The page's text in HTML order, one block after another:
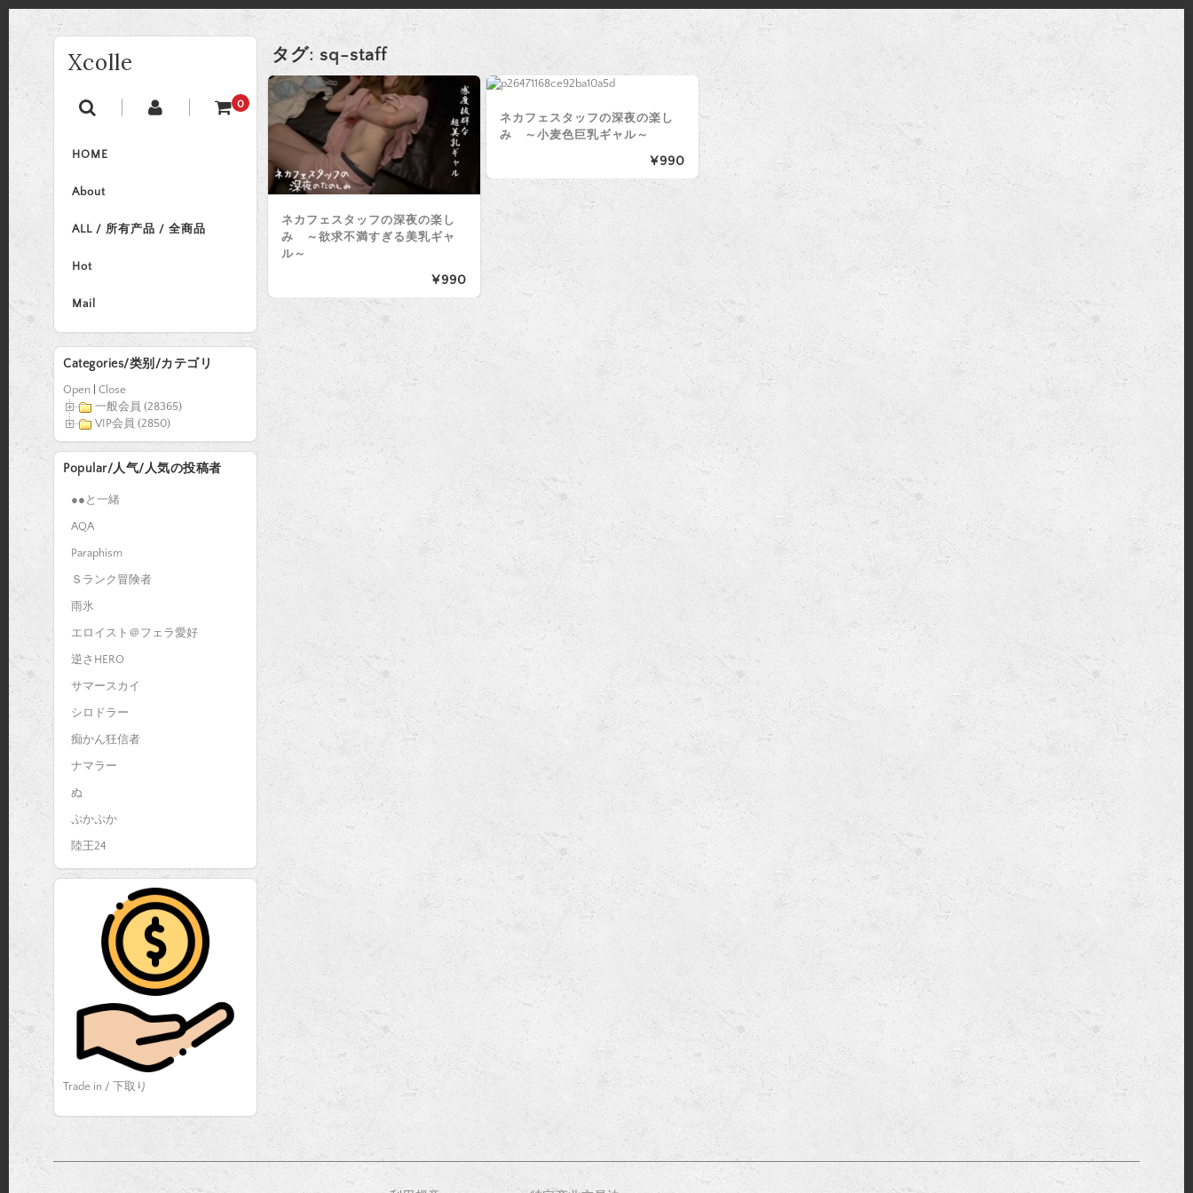
Xcolle
0
HOME
About
ALL / 所有产品 / 全商品
Hot
Mail
タグ: sq-staff
ネカフェスタッフの深夜の楽し
み ～欲求不満すぎる美乳ギャ
ル～
¥990
ネカフェスタッフの深夜の楽し
み ～小麦色巨乳ギャル～
¥990
Categories/类别/カテゴリ
Open
Close
一般会員 (28365)
VIP会員 (2850)
Popular/人气/人気の投稿者
●●と一緒
AQA
Paraphism
Ｓランク冒険者
雨氷
エロイスト＠フェラ愛好
逆さHERO
サマースカイ
シロドラー
痴かん狂信者
ナマラー
ぬ
ぷかぷか
陸王24
Trade in / 下取り